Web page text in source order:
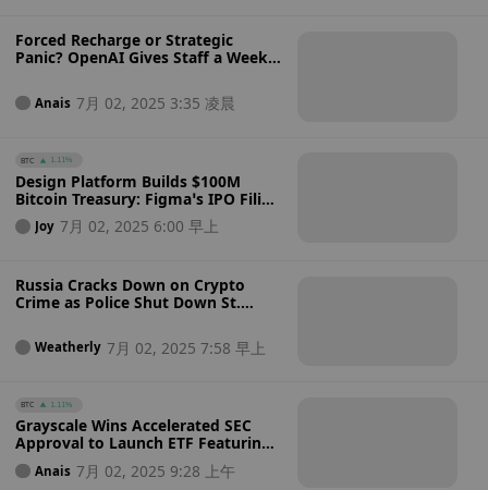
Forced Recharge or Strategic
Panic? OpenAI Gives Staff a Week
Heats Up – Can a Week Off Really
Stop the Exodus?
Anais 7月 02, 2025 3:35 凌晨
BTC 1.11%
Design Platform Builds $100M
Bitcoin Treasury: Figma’s IPO Filing
Reveals $69.5 Million Bitcoin ETF
Stake and Plans for $30 Million
Joy 7月 02, 2025 6:00 早上
Russia Cracks Down on Crypto
Crime as Police Shut Down St.
$128,000 in Electricity
Weatherly 7月 02, 2025 7:58 早上
BTC 1.11%
Grayscale Wins Accelerated SEC
Approval to Launch ETF Featuring
Bitcoin, Ethereum, Solana, XRP, and
Cardano — Will More Altcoin ETFs
Anais 7月 02, 2025 9:28 上午